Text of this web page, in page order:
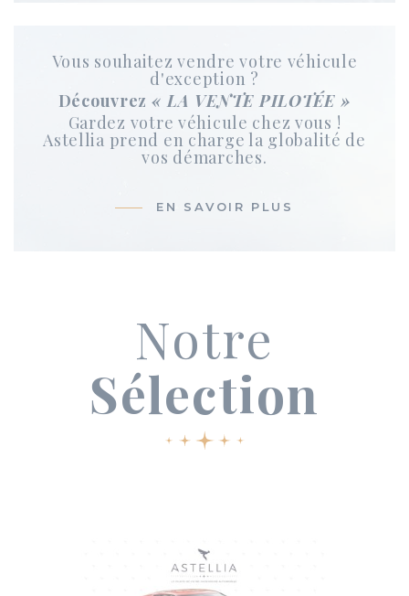
Vous souhaitez vendre votre véhicule
d'exception ?
Découvrez « LA VENTE PILOTÉE »
Gardez votre véhicule chez vous !
Astellia prend en charge la globalité de
vos démarches.
EN SAVOIR PLUS
Notre
Sélection